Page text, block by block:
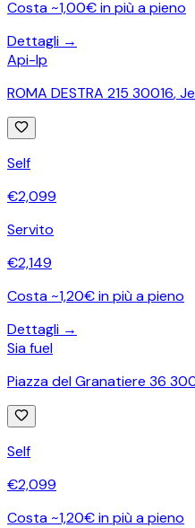
Costa ~1,00€ in più a pieno
Dettagli →
Api-Ip
ROMA DESTRA 215 30016,
Self
€2,099
Servito
€2,149
Costa ~1,20€ in più a pieno
Dettagli →
Sia fuel
Piazza del Granatiere 36
Self
€2,099
Costa ~1,20€ in più a pieno